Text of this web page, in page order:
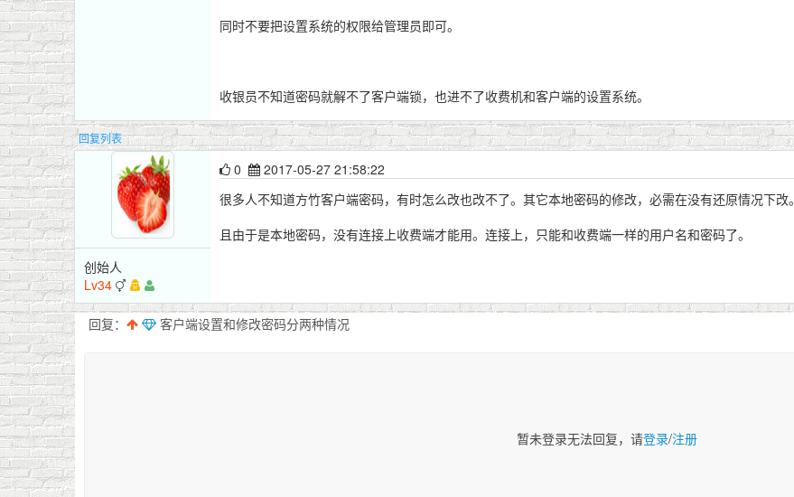
同时不要把设置系统的权限给管理员即可。
收银员不知道密码就解不了客户端锁，也进不了收费机和客户端的设置系统。
回复列表
创始人
Lv34
0 2017-05-27 21:58:22
很多人不知道方竹客户端密码，有时怎么改也改不了。其它本地密码的修改，必需在没有还原情况下改。
且由于是本地密码，没有连接上收费端才能用。连接上，只能和收费端一样的用户名和密码了。
回复： 客户端设置和修改密码分两种情况
暂未登录无法回复，请登录/注册